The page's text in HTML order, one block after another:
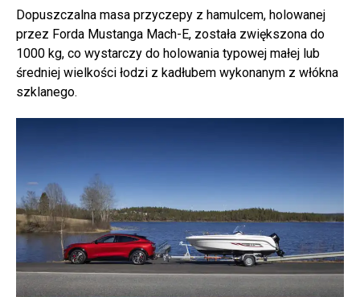
Dopuszczalna masa przyczepy z hamulcem, holowanej
przez Forda Mustanga Mach-E, została zwiększona do
1000 kg, co wystarczy do holowania typowej małej lub
średniej wielkości łodzi z kadłubem wykonanym z włókna
szklanego.